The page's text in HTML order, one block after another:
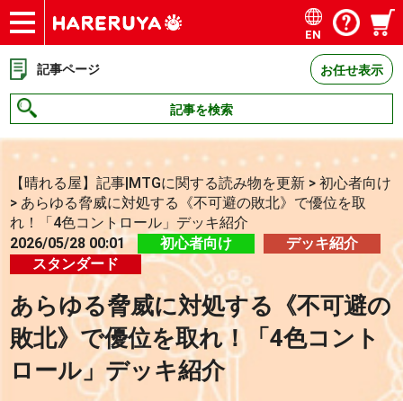
ショップ
買取
記事
デッキ検索
デッキ構築
選手一覧
店舗一覧
イベント
お問い合わせ
EN
記事ページ お任せ表示
記事を検索
【晴れる屋】記事|MTGに関する読み物を更新 >初心者向け
> あらゆる脅威に対処する《不可避の敗北》で優位を取
れ！「4色コントロール」デッキ紹介
2026/05/28 00:01
初心者向け
デッキ紹介
スタンダード
あらゆる脅威に対処する《不可避の
敗北》で優位を取れ！「4色コント
ロール」デッキ紹介